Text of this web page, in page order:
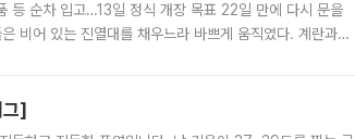
등 순차 입고…13일 정식 개장 목표 22일 만에 다시 문을
비어 있는 진열대를 채우느라 바쁘게 움직였다. 계란과
그]